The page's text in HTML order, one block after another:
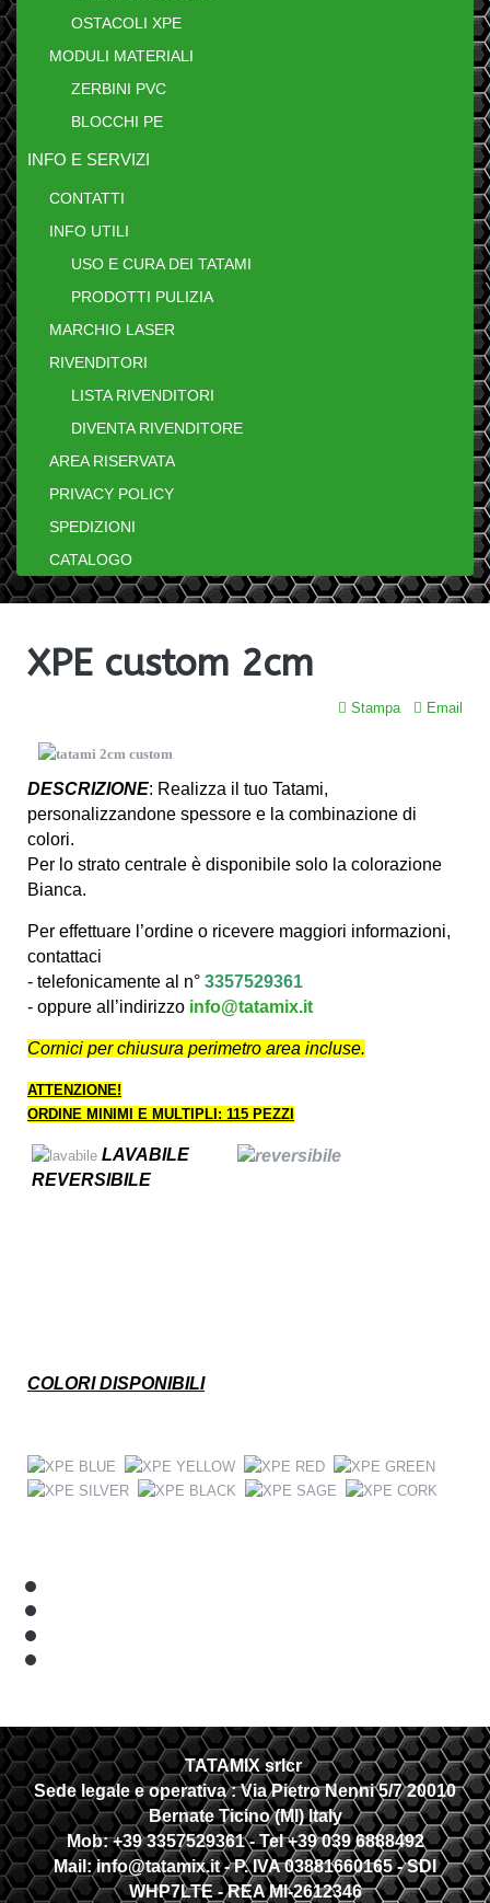
OSTACOLI XPE
MODULI MATERIALI
ZERBINI PVC
BLOCCHI PE
INFO E SERVIZI
CONTATTI
INFO UTILI
USO E CURA DEI TATAMI
PRODOTTI PULIZIA
MARCHIO LASER
RIVENDITORI
LISTA RIVENDITORI
DIVENTA RIVENDITORE
AREA RISERVATA
PRIVACY POLICY
SPEDIZIONI
CATALOGO
XPE custom 2cm
Stampa Email
DESCRIZIONE: Realizza il tuo Tatami,
personalizzandone spessore e la combinazione di
colori.
Per lo strato centrale è disponibile solo la colorazione
Bianca.
Per effettuare l’ordine o ricevere maggiori informazioni,
contattaci
- telefonicamente al n° 3357529361
- oppure all’indirizzo info@tatamix.it
Cornici per chiusura perimetro area incluse.
ATTENZIONE!
ORDINE MINIMI E MULTIPLI: 115 PEZZI
LAVABILE
REVERSIBILE
COLORI DISPONIBILI
TATAMIX srlcr
Sede legale e operativa :Via Pietro Nenni 5/7 20010
Bernate Ticino (MI) Italy
Mob: +39 3357529361 - Tel +39 039 6888492
Mail: info@tatamix.it - P. IVA 03881660165 - SDI
WHP7LTE- REA MI-2612346